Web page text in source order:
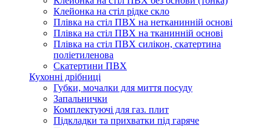
Клейонка на стіл рідке скло
Плівка на стіл ПВХ на нетканинній основі
Плівка на стіл ПВХ на тканинній основі
Плівка на стіл ПВХ силікон, скатертина
поліетиленова
Скатертини ПВХ
Кухонні дрібниці
Губки, мочалки для миття посуду
Запальнички
Комплектуючі для газ. плит
Підкладки та прихватки під гаряче